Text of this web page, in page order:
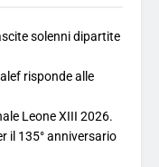
solenni dipartite
risponde alle
Leone XIII 2026.
il 135° anniversario